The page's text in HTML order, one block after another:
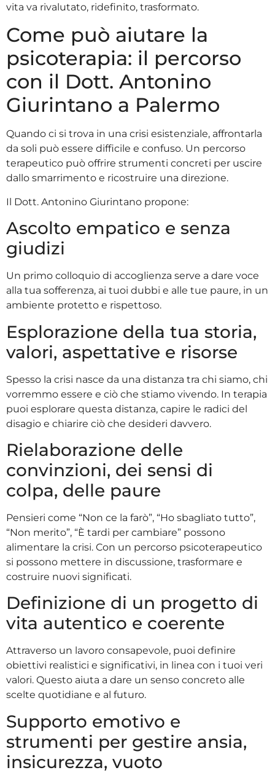
vita va rivalutato, ridefinito, trasformato.
Come può aiutare la
psicoterapia: il percorso
con il Dott. Antonino
Giurintano a Palermo
Quando ci si trova in una crisi esistenziale, affrontarla
da soli può essere difficile e confuso. Un percorso
terapeutico può offrire strumenti concreti per uscire
dallo smarrimento e ricostruire una direzione.
Il Dott. Antonino Giurintano propone:
Ascolto empatico e senza
giudizi
Un primo colloquio di accoglienza serve a dare voce
alla tua sofferenza, ai tuoi dubbi e alle tue paure, in un
ambiente protetto e rispettoso.
Esplorazione della tua storia,
valori, aspettative e risorse
Spesso la crisi nasce da una distanza tra chi siamo, chi
vorremmo essere e ciò che stiamo vivendo. In terapia
puoi esplorare questa distanza, capire le radici del
disagio e chiarire ciò che desideri davvero.
Rielaborazione delle
convinzioni, dei sensi di
colpa, delle paure
Pensieri come “Non ce la farò”, “Ho sbagliato tutto”,
“Non merito”, “È tardi per cambiare” possono
alimentare la crisi. Con un percorso psicoterapeutico
si possono mettere in discussione, trasformare e
costruire nuovi significati.
Definizione di un progetto di
vita autentico e coerente
Attraverso un lavoro consapevole, puoi definire
obiettivi realistici e significativi, in linea con i tuoi veri
valori. Questo aiuta a dare un senso concreto alle
scelte quotidiane e al futuro.
Supporto emotivo e
strumenti per gestire ansia,
insicurezza, vuoto